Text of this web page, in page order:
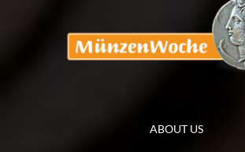
ABOUT US